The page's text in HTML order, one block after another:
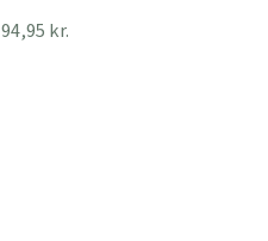
94,95 kr.